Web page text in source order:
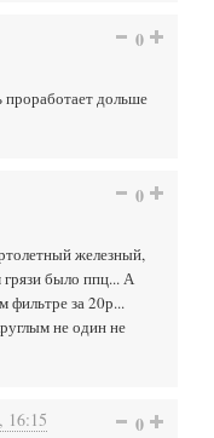
0
дольше
0
железный,
грязи было ппц... А
фильтре за 20р...
не один не
16:15 0